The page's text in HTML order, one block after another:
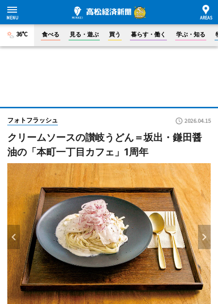
36°C 食べる 見る・遊ぶ 買う 暮らす・働く 学ぶ・知る
フォトフラッシュ 2026.04.15
クリームソースの讃岐うどん＝坂出・鎌田醤
油の「本町一丁目カフェ」1周年